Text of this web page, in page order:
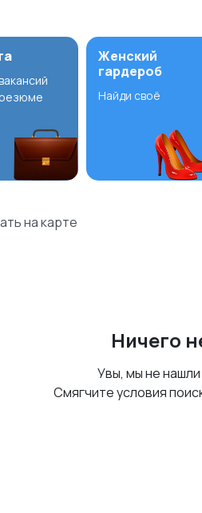
Женский
гардероб
Найди своё
на карте
Ничего
Увы, мы не
Смягчите условия